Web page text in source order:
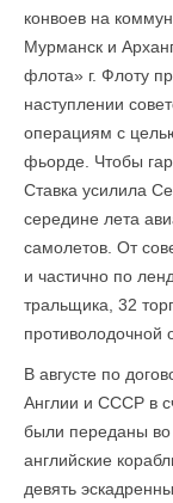
конвоев на
Мурманск и
флота» г. Флоту
наступлении
операциям с
фьорде. Чтобы
Ставка усилила
середине лета
самолетов. От
и частично по
тральщика, 32
противолодочной
В августе по
Англии и СССР в
были переданы во
английские
девять